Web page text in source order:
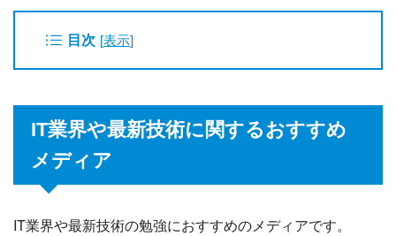
広告業界に強い転職エージェント
映像業界に強い転職エージェント
コンサル業界に強い転職エージェント
おすすめのキャリアコーチング
おすすめの退職代行サービス
おすすめのフリーランスエージェント
おすすめのコンサルタントエージェント
おすすめの副業エージェント
おすすめのWebマーケティングスクール
目次 [表示]
IT業界や最新技術に関するおすすめ
メディア
IT業界や最新技術の勉強におすすめのメディアです。